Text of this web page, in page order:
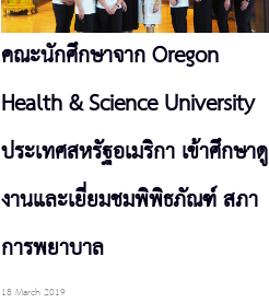
คณะนักศึกษาจาก Oregon
Health & Science University
ประเทศสหรัฐอเมริกา เข้าศึกษาดู
งานและเยี่ยมชมพิพิธภัณฑ์ สภา
การพยาบาล
18 March 2019